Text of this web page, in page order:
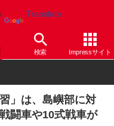
Translate
検索 Impressサイト
」は、島嶼部に対
闘車や10式戦車が